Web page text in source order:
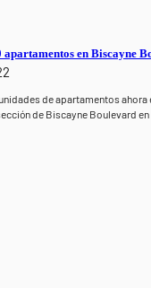
apartamentos en Biscayne
de apartamentos ahora
de Biscayne Boulevard en